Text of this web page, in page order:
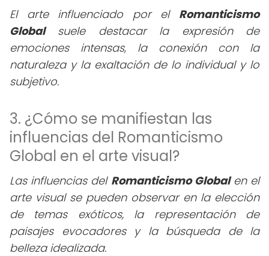
El arte influenciado por el Romanticismo
Globalsuele destacar la expresión de
emociones intensas, la conexión con la
naturaleza y la exaltación de lo individual y lo
subjetivo.
3. ¿Cómo se manifiestan las
influencias del Romanticismo
Global en el arte visual?
Las influencias del Romanticismo Globalen el
arte visual se pueden observar en la elección
de temas exóticos, la representación de
paisajes evocadores y la búsqueda de la
belleza idealizada.